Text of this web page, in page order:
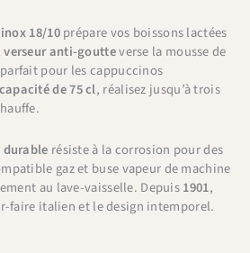
18/10prépare vos boissons lactées
verseur anti-goutteverse la mousse de
pour les cappuccinos
capacité de 75 cl, réalisez jusqu’à trois
durable résiste à la corrosion pour des
gaz et buse vapeur de machine
au lave-vaisselle. Depuis1901,
faire italien et le design intemporel.